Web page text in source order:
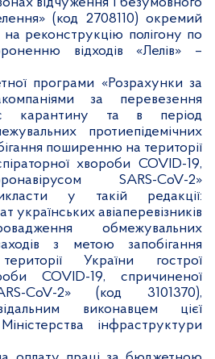
(код 2708110) окремий
реконструкцію полігону по
відходів «Лелів» –
програми «Розрахунки за
за перевезення
карантину та в період
протиепідемічних
поширенню на території
хвороби COVID-19,
SARS-CoV-2»
у такій редакції:
українських авіаперевізників
обмежувальних
з метою запобігання
України гострої
COVID-19, спричиненої
CoV-2» (код 3101370),
виконавцем цієї
інфраструктури